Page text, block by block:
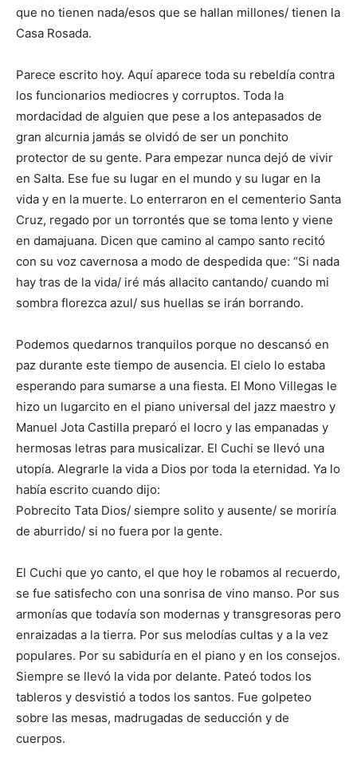
que no tienen nada/esos que se hallan millones/ tienen la
Casa Rosada.
Parece escrito hoy. Aquí aparece toda su rebeldía contra
los funcionarios mediocres y corruptos. Toda la
mordacidad de alguien que pese a los antepasados de
gran alcurnia jamás se olvidó de ser un ponchito
protector de su gente. Para empezar nunca dejó de vivir
en Salta. Ese fue su lugar en el mundo y su lugar en la
vida y en la muerte. Lo enterraron en el cementerio Santa
Cruz, regado por un torrontés que se toma lento y viene
en damajuana. Dicen que camino al campo santo recitó
con su voz cavernosa a modo de despedida que: “Si nada
hay tras de la vida/ iré más allacito cantando/ cuando mi
sombra florezca azul/ sus huellas se irán borrando.
Podemos quedarnos tranquilos porque no descansó en
paz durante este tiempo de ausencia. El cielo lo estaba
esperando para sumarse a una fiesta. El Mono Villegas le
hizo un lugarcito en el piano universal del jazz maestro y
Manuel Jota Castilla preparó el locro y las empanadas y
hermosas letras para musicalizar. El Cuchi se llevó una
utopía. Alegrarle la vida a Dios por toda la eternidad. Ya lo
había escrito cuando dijo:
Pobrecito Tata Dios/ siempre solito y ausente/ se moriría
de aburrido/ si no fuera por la gente.
El Cuchi que yo canto, el que hoy le robamos al recuerdo,
se fue satisfecho con una sonrisa de vino manso. Por sus
armonías que todavía son modernas y transgresoras pero
enraizadas a la tierra. Por sus melodías cultas y a la vez
populares. Por su sabiduría en el piano y en los consejos.
Siempre se llevó la vida por delante. Pateó todos los
tableros y desvistió a todos los santos. Fue golpeteo
sobre las mesas, madrugadas de seducción y de
cuerpos.